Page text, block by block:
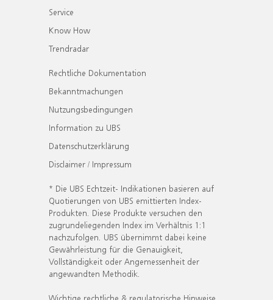
Service
Know How
Trendradar
Rechtliche Dokumentation
Bekanntmachungen
Nutzungsbedingungen
Information zu UBS
Datenschutzerklärung
Disclaimer / Impressum
* Die UBS Echtzeit- Indikationen basieren auf
Quotierungen von UBS emittierten Index-
Produkten. Diese Produkte versuchen den
zugrundeliegenden Index im Verhältnis 1:1
nachzufolgen. UBS übernimmt dabei keine
Gewährleistung für die Genauigkeit,
Vollständigkeit oder Angemessenheit der
angewandten Methodik.